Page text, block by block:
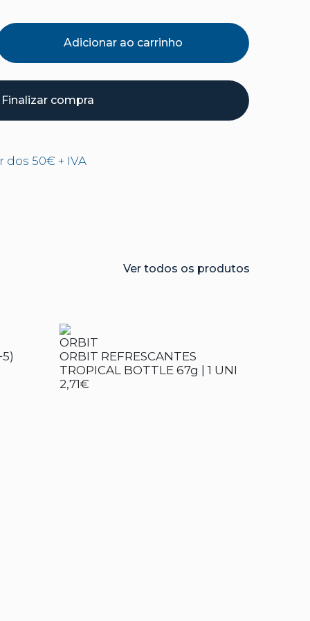
Adicionar ao carrinho
Finalizar compra
50€ + IVA
Ver todos os produtos
ORBIT
ORBIT REFRESCANTES
TROPICAL BOTTLE 67g | 1 UNI
2,71€